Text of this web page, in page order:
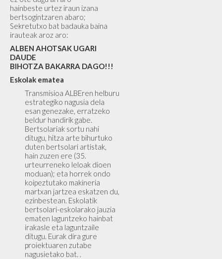
hainbeste urtez iraun izana
bertsogintzaren abaro;
Sekretutxo bat badauka baina
irauteak aroz aro:
ALBEN AHOTSAK UGARI
DAUDE
BIHOTZA BAKARRA DAGO!!!
Eskolak ematea
Transmisioa ALBEren helburu
estrategiko nagusia dela
esan genezake, erratzeko
beldur handirik gabe.
Bertsolariak sortu nahi
ditugu, hitza arte bihurtuko
duten bertsolari artistak,
hain zuzen ere (35.
urteurreneko leloak dioen
moduan); eta horrek ondo
koipeztutako makineria
martxan jartzea eskatzen du,
ezinbestean. Eskolatik
bertsolari-eskolarako jauzia
ematen laguntzeko hainbat
irakasle eta laguntzaile
ditugu. Eurak dira gure
proiektuaren zutabe
nagusietako bat. .